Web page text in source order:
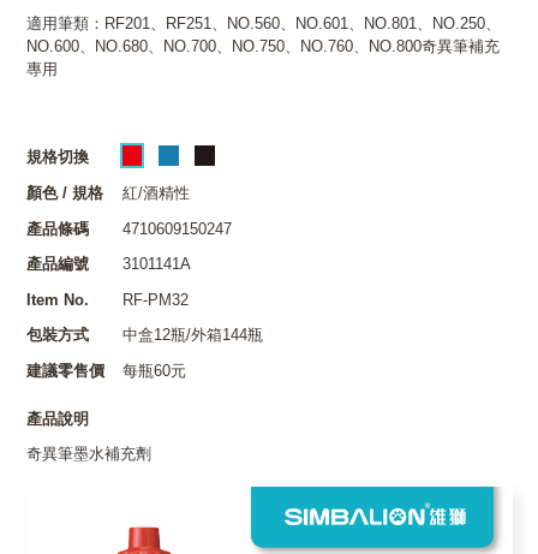
適用筆類：RF201、RF251、NO.560、NO.601、NO.801、NO.250、
NO.600、NO.680、NO.700、NO.750、NO.760、NO.800奇異筆補充
專用
規格切換
顏色 / 規格
紅/酒精性
產品條碼
4710609150247
產品編號
3101141A
Item No.
RF-PM32
包裝方式
中盒12瓶/外箱144瓶
建議零售價
每瓶60元
產品說明
奇異筆墨水補充劑